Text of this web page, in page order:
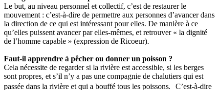
Le but, au niveau personnel et collectif, c’est de restaurer le
mouvement : c’est-à-dire de permettre aux personnes d’avancer dans
la direction de ce qui est intéressant pour elles. De manière à ce
qu’elles puissent avancer par elles-mêmes, et retrouver « la dignité
de l’homme capable » (expression de Ricoeur).
Faut-il apprendre à pêcher ou donner un poisson ?
Cela nécessite de regarder si la rivière est accessible, si les berges
sont propres, et s’il n’y a pas une compagnie de chalutiers qui est
passée dans la rivière et qui a bouffé tous les poissons. C’est-à-dire